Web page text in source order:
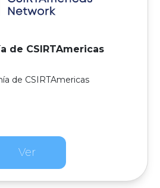
de CSIRTAmericas
de CSIRTAmericas
Ver